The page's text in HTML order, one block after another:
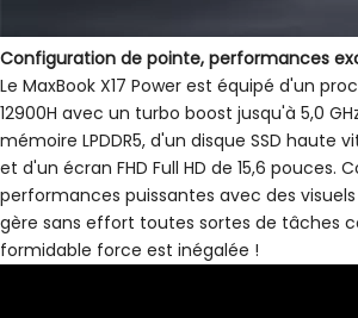
Configuration de pointe, performances
Le MaxBook X17 Power est équipé d'un
12900H avec un turbo boost jusqu'à 5,0
mémoire LPDDR5, d'un disque SSD haute
et d'un écran FHD Full HD de 15,6 pouces.
performances puissantes avec des
gère sans effort toutes sortes de tâches
formidable force est inégalée !